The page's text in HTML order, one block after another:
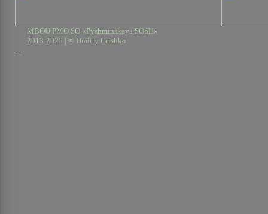
MBOU PMO SO «Pyshminskaya SOSH»
2013-2025 | © Dmitry Grishko
--